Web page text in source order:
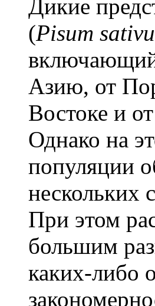
Дикие
(Pisum
Азию, от
Востоке и
Однако на
популяции
нескольких
При этом
большим
каких-либо